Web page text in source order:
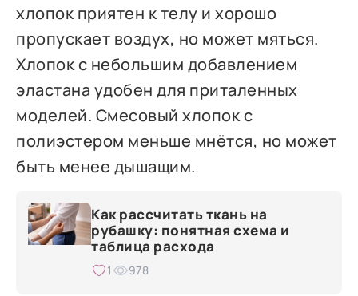
хлопок приятен к телу и хорошо
пропускает воздух, но может мяться.
Хлопок с небольшим добавлением
эластана удобен для приталенных
моделей. Смесовый хлопок с
полиэстером меньше мнётся, но может
быть менее дышащим.
Как рассчитать ткань на
рубашку: понятная схема и
таблица расхода
1 978